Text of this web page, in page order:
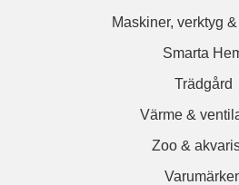
Maskiner, verktyg
Smarta
Trädgård
Värme &
Zoo &